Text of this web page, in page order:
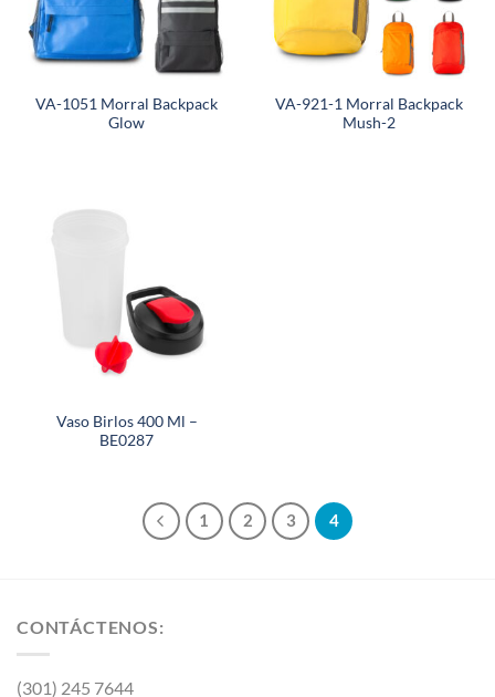
VA-1051 Morral Backpack
Glow
VA-921-1 Morral Backpack
Mush-2
Vaso Birlos 400 Ml –
BE0287
1 2 3 4
CONTÁCTENOS:
(301) 245 7644